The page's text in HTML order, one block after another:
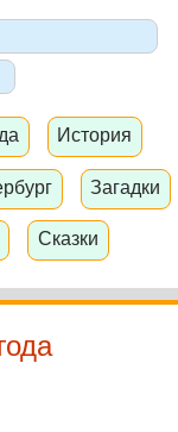
История
Загадки
Сказки